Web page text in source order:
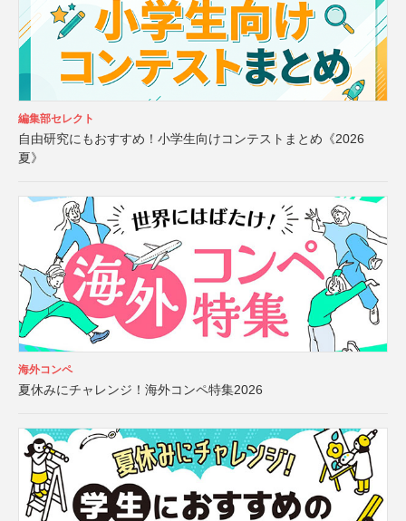
編集部セレクト
自由研究にもおすすめ！小学生向けコンテストまとめ《2026
夏》
海外コンペ
夏休みにチャレンジ！海外コンペ特集2026